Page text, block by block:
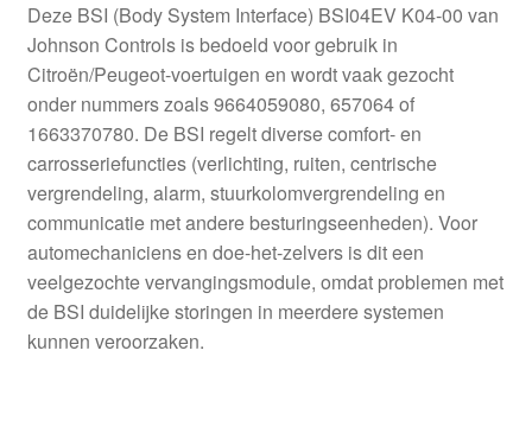
Deze BSI (Body System Interface) BSI04EV K04-00 van
Johnson Controls is bedoeld voor gebruik in
Citroën/Peugeot-voertuigen en wordt vaak gezocht
onder nummers zoals 9664059080, 657064 of
1663370780. De BSI regelt diverse comfort- en
carrosseriefuncties (verlichting, ruiten, centrische
vergrendeling, alarm, stuurkolomvergrendeling en
communicatie met andere besturingseenheden). Voor
automechaniciens en doe-het-zelvers is dit een
veelgezochte vervangingsmodule, omdat problemen met
de BSI duidelijke storingen in meerdere systemen
kunnen veroorzaken.